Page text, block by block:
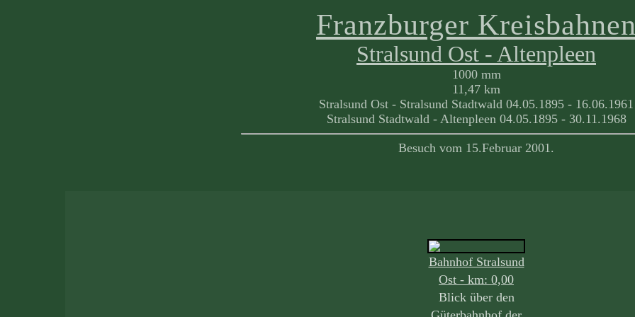
Franzburger
Stralsund Ost - Altenpleen
1000 mm
11,47 km
Stralsund Ost - Stralsund Stadtwald 04.05.1895 - 16.06.1961
Stralsund Stadtwald - Altenpleen 04.05.1895 - 30.11.1968
Besuch vom 15.Februar 2001.
Bahnhof Stralsund
Ost - km: 0,00
Blick über den